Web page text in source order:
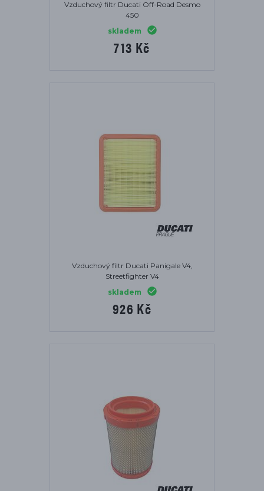
Vzduchový filtr Ducati Off-Road Desmo
450
skladem
713 Kč
Vzduchový filtr Ducati Panigale V4,
Streetfighter V4
skladem
926 Kč